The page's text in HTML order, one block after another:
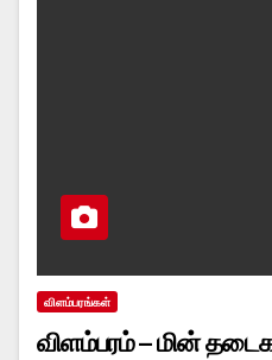
விளம்பரங்கள்
விளம்பரம் – மின்